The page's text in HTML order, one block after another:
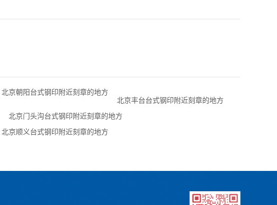
北京朝阳台式钢印附近刻章的地方
北京丰台台式钢印附近刻章的地方
北京门头沟台式钢印附近刻章的地方
北京顺义台式钢印附近刻章的地方